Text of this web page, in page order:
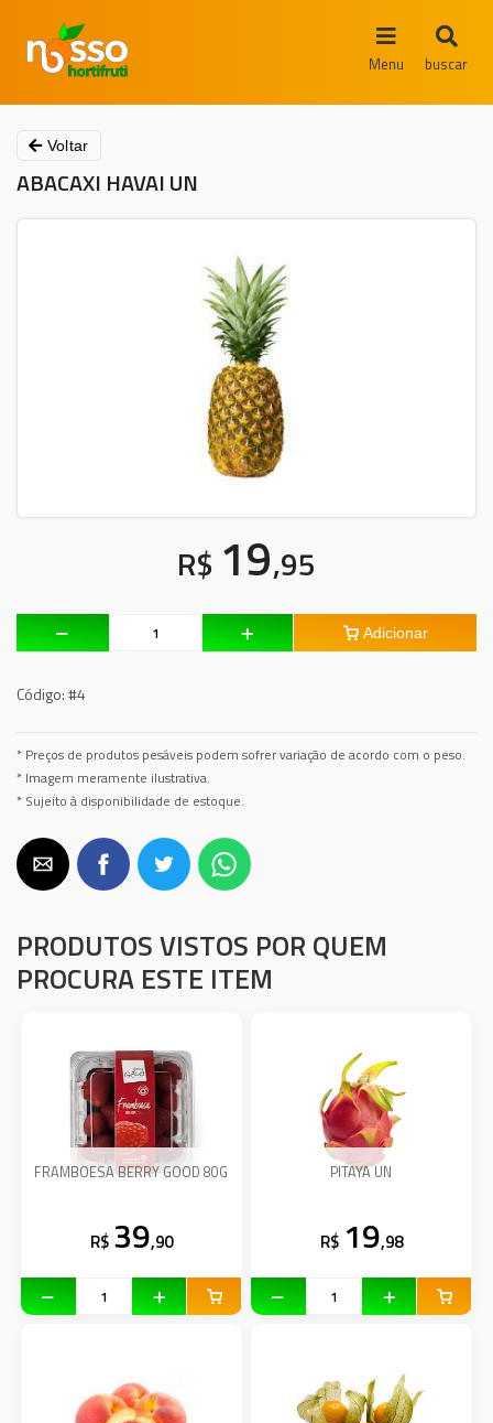
Menu buscar
Voltar
ABACAXI HAVAI UN
R$ 19,95
Adicionar
Código:#4
* Preços de produtos pesáveis podem sofrer variação de acordo com o peso.
* Imagem meramente ilustrativa.
* Sujeito à disponibilidade de estoque.
PRODUTOS VISTOS POR QUEM
PROCURA ESTE ITEM
FRAMBOESA BERRY GOOD 80G
R$ 39,90
PITAYA UN
R$ 19,98